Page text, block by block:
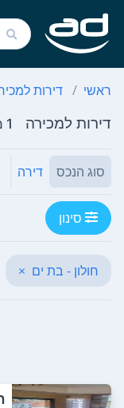
ראשי דירות
דירות למכירה 1 מודעות
סוג הנכס דירה
סינון
חולון - בת ים ×